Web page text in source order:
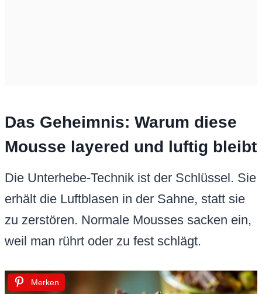
Das Geheimnis: Warum diese
Mousse layered und luftig bleibt
Die Unterhebe-Technik ist der Schlüssel. Sie
erhält die Luftblasen in der Sahne, statt sie
zu zerstören. Normale Mousses sacken ein,
weil man rührt oder zu fest schlägt.
Merken